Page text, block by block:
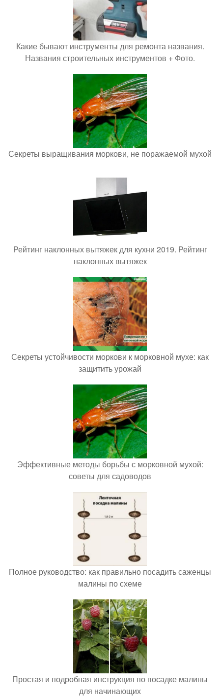
Какие бывают инструменты для ремонта названия.
Названия строительных инструментов + Фото.
Секреты выращивания моркови, не поражаемой мухой
Рейтинг наклонных вытяжек для кухни 2019. Рейтинг
наклонных вытяжек
Секреты устойчивости моркови к морковной мухе: как
защитить урожай
Эффективные методы борьбы с морковной мухой:
советы для садоводов
Полное руководство: как правильно посадить саженцы
малины по схеме
Простая и подробная инструкция по посадке малины
для начинающих